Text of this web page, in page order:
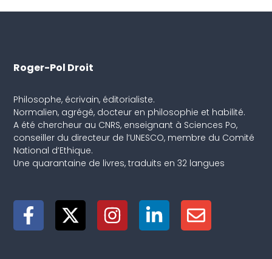
Roger-Pol Droit
Philosophe, écrivain, éditorialiste.
Normalien, agrégé, docteur en philosophie et habilité.
A été chercheur au CNRS, enseignant à Sciences Po,
conseiller du directeur de l’UNESCO, membre du Comité
National d’Ethique.
Une quarantaine de livres, traduits en 32 langues